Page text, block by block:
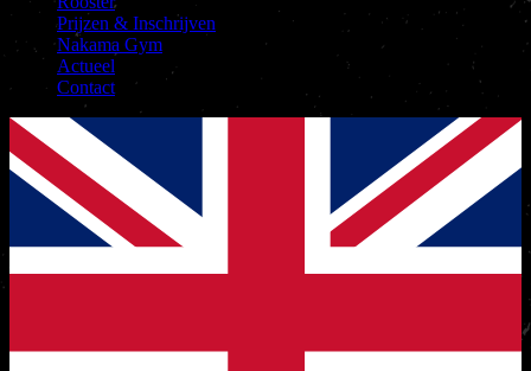
Prijzen & Inschrijven
Nakama Gym
Actueel
Contact